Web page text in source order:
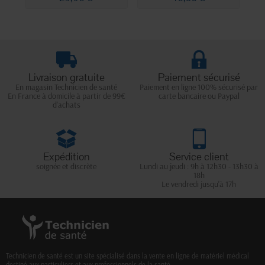
Livraison gratuite
En magasin Technicien de santé
En France à domicile à partir de 99€
d'achats
Paiement sécurisé
Paiement en ligne 100% sécurisé par
carte bancaire ou Paypal
Expédition
soignée et discrète
Service client
Lundi au jeudi : 9h à 12h30 - 13h30 à
18h
Le vendredi jusqu'à 17h
Technicien de santé est un site spécialisé dans la vente en ligne de matériel médical